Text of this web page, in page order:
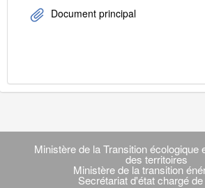
Document principal
Navigation
transverse
Ministère de la Transition écologique
des territoires
Ministère de la transition
Secrétariat d'état chargé